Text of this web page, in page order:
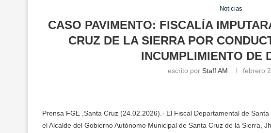
Noticias
CASO PAVIMENTO: FISCALÍA
CRUZ DE LA SIERRA POR
INCUMPLIMIENTO DE
escrito porStaff AM febrero
Prensa FGE ,Santa Cruz (24.02.2026).- El Fiscal Departamental de
el Alcalde del Gobierno Autónomo Municipal de Santa Cruz de la Sierra,